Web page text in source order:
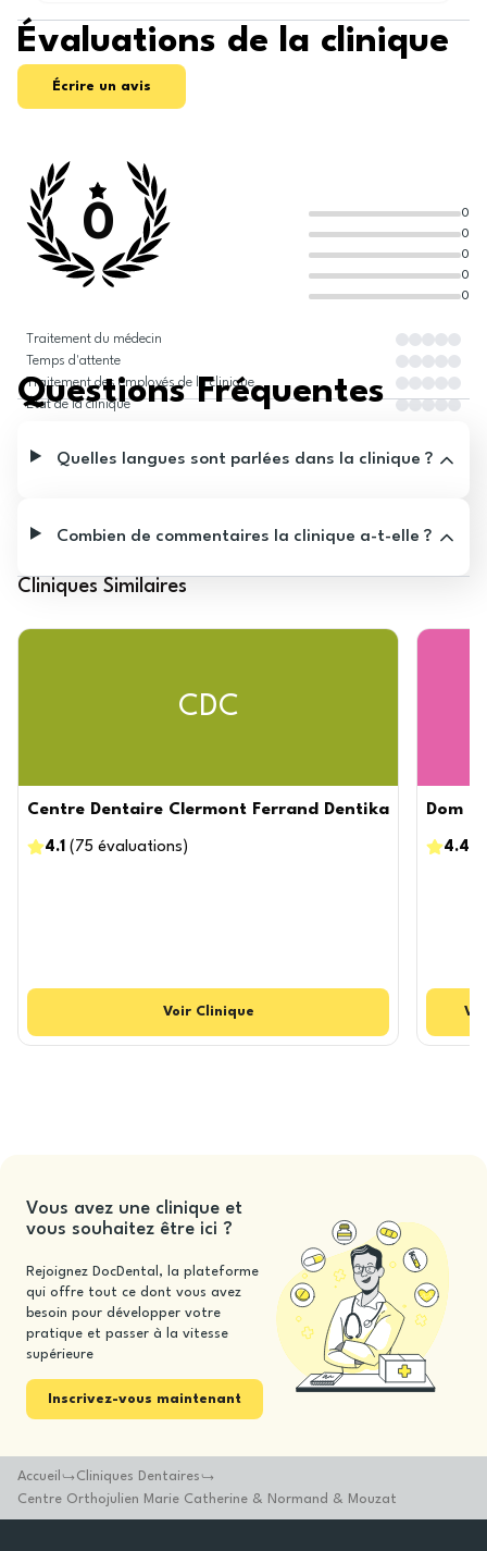
Évaluations de la clinique
Écrire un avis
0
0
0
0
0
0
Traitement du médecin
Temps d'attente
Traitement des employés de la clinique
État de la clinique
Questions Fréquentes
Quelles langues sont parlées dans la clinique ?
Combien de commentaires la clinique a-t-elle ?
Cliniques Similaires
CDC
Centre Dentaire Clermont Ferrand Dentika
4.1 ( 75 évaluations )
Voir Clinique
Dom
4.4
Vous avez une clinique et
vous souhaitez être ici ?
Rejoignez DocDental, la plateforme
qui offre tout ce dont vous avez
besoin pour développer votre
pratique et passer à la vitesse
supérieure
Inscrivez-vous maintenant
Accueil
Cliniques Dentaires
Centre Orthojulien Marie Catherine & Normand & Mouzat